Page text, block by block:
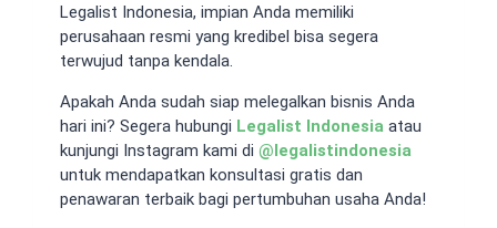
Legalist Indonesia, impian Anda memiliki
perusahaan resmi yang kredibel bisa segera
terwujud tanpa kendala.
Apakah Anda sudah siap melegalkan bisnis Anda
hari ini? Segera hubungi Legalist Indonesia atau
kunjungi Instagram kami di @legalistindonesia
untuk mendapatkan konsultasi gratis dan
penawaran terbaik bagi pertumbuhan usaha Anda!